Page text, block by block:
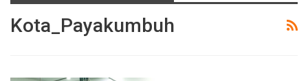
Kota_Payakumbuh